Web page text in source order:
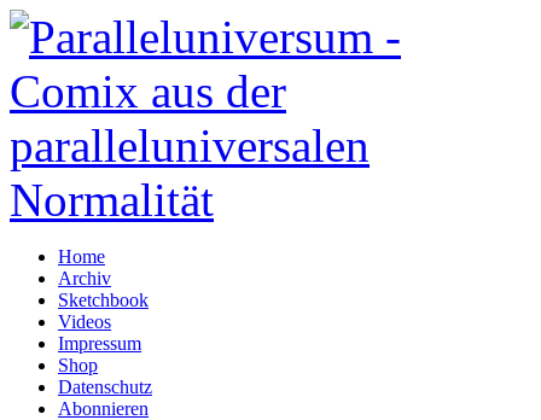
Home
Archiv
Sketchbook
Videos
Impressum
Shop
Datenschutz
Abonnieren